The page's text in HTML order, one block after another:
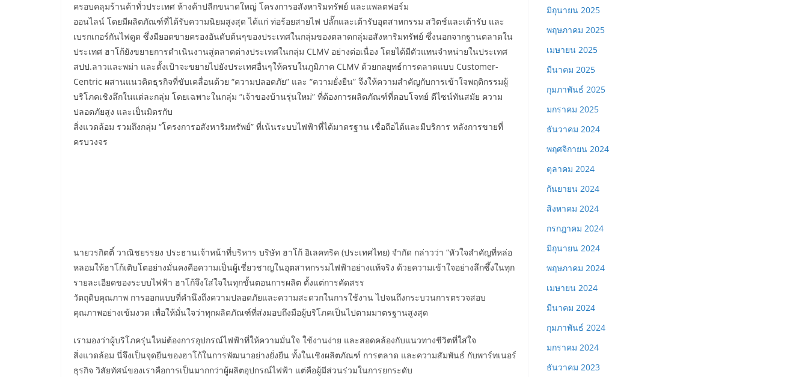
ครอบคลุมร้านค้าทั่วประเทศ ห้างค้าปลีกขนาดใหญ่ โครงการอสังหาริมทรัพย์ และแพลตฟอร์ม
ออนไลน์ โดยมีผลิตภัณฑ์ที่ได้รับความนิยมสูงสุด ได้แก่ ท่อร้อยสายไฟ ปลั๊กและเต้ารับอุตสาหกรรม สวิตช์และเต้ารับ และ
เบรกเกอร์กันไฟดูด ซึ่งมียอดขายครองอันดับต้นๆของประเทศในกลุ่มของตลาดกลุ่มอสังหาริมทรัพย์ ซึ่งนอกจากฐานตลาดใน
ประเทศ ฮาโก้ยังขยายการดำเนินงานสู่ตลาดต่างประเทศในกลุ่ม CLMV อย่างต่อเนื่อง โดยได้มีตัวแทนจำหน่ายในประเทศ
สปป.ลาวและพม่า และตั้งเป้าจะขยายไปยังประเทศอื่นๆให้ครบในภูมิภาค CLMV ด้วยกลยุทธ์การตลาดแบบ Customer-
Centric ผสานแนวคิดธุรกิจที่ขับเคลื่อนด้วย “ความปลอดภัย” และ “ความยั่งยืน” จึงให้ความสำคัญกับการเข้าใจพฤติกรรมผู้
บริโภคเชิงลึกในแต่ละกลุ่ม โดยเฉพาะในกลุ่ม “เจ้าของบ้านรุ่นใหม่” ที่ต้องการผลิตภัณฑ์ที่ตอบโจทย์ ดีไซน์ทันสมัย ความ
ปลอดภัยสูง และเป็นมิตรกับ
สิ่งแวดล้อม รวมถึงกลุ่ม “โครงการอสังหาริมทรัพย์” ที่เน้นระบบไฟฟ้าที่ได้มาตรฐาน เชื่อถือได้และมีบริการ หลังการขายที่
ครบวงจร
นายวรกิตติ์ วาณิชยรรยง ประธานเจ้าหน้าที่บริหาร บริษัท ฮาโก้ อิเลคทริค (ประเทศไทย) จำกัด กล่าวว่า “หัวใจสำคัญที่หล่อ
หลอมให้ฮาโก้เติบโตอย่างมั่นคงคือความเป็นผู้เชี่ยวชาญในอุตสาหกรรมไฟฟ้าอย่างแท้จริง ด้วยความเข้าใจอย่างลึกซึ้งในทุก
รายละเอียดของระบบไฟฟ้า ฮาโก้จึงใส่ใจในทุกขั้นตอนการผลิต ตั้งแต่การคัดสรร
วัตถุดิบคุณภาพ การออกแบบที่คำนึงถึงความปลอดภัยและความสะดวกในการใช้งาน ไปจนถึงกระบวนการตรวจสอบ
คุณภาพอย่างเข้มงวด เพื่อให้มั่นใจว่าทุกผลิตภัณฑ์ที่ส่งมอบถึงมือผู้บริโภคเป็นไปตามมาตรฐานสูงสุด
เรามองว่าผู้บริโภครุ่นใหม่ต้องการอุปกรณ์ไฟฟ้าที่ให้ความมั่นใจ ใช้งานง่าย และสอดคล้องกับแนวทางชีวิตที่ใส่ใจ
สิ่งแวดล้อม นี่จึงเป็นจุดยืนของฮาโก้ในการพัฒนาอย่างยั่งยืน ทั้งในเชิงผลิตภัณฑ์ การตลาด และความสัมพันธ์ กับพาร์ทเนอร์
ธุรกิจ วิสัยทัศน์ของเราคือการเป็นมากกว่าผู้ผลิตอุปกรณ์ไฟฟ้า แต่คือผู้มีส่วนร่วมในการยกระดับ
มิถุนายน 2025
พฤษภาคม 2025
เมษายน 2025
มีนาคม 2025
กุมภาพันธ์ 2025
มกราคม 2025
ธันวาคม 2024
พฤศจิกายน 2024
ตุลาคม 2024
กันยายน 2024
สิงหาคม 2024
กรกฎาคม 2024
มิถุนายน 2024
พฤษภาคม 2024
เมษายน 2024
มีนาคม 2024
กุมภาพันธ์ 2024
มกราคม 2024
ธันวาคม 2023